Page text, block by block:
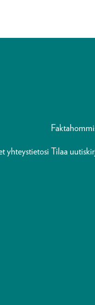
yhteystietosi Tilaa